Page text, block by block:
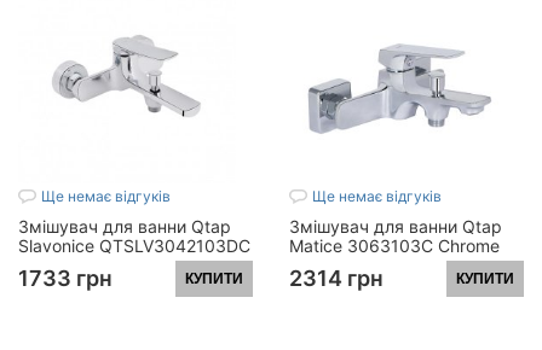
Ще немає відгуків
Змішувач для ванни Qtap
Slavonice QTSLV3042103DC
Chrome
1733 грн КУПИТИ
Ще немає відгуків
Змішувач для ванни Qtap
Matice 3063103C Chrome
2314 грн КУПИТИ